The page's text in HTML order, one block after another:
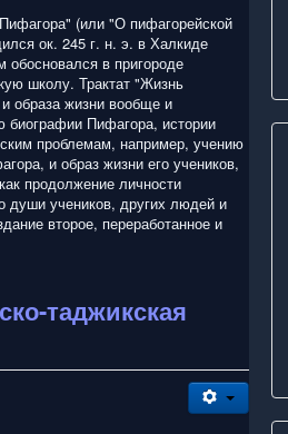
(или "О пифагорейской
ок. 245 г. н. э. в Халкиде
обосновался в пригороде
школу. Трактат "Жизнь
образа жизни вообще и
биографии Пифагора, истории
проблемам, например, учению
и образ жизни его учеников,
продолжение личности
души учеников, других людей и
второе, переработанное и
таджикская